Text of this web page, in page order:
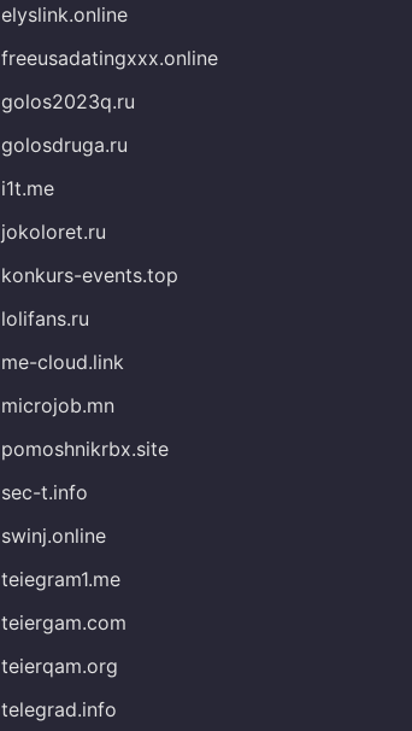
elyslink.online
freeusadatingxxx.online
golos2023q.ru
golosdruga.ru
i1t.me
jokoloret.ru
konkurs-events.top
lolifans.ru
me-cloud.link
microjob.mn
pomoshnikrbx.site
sec-t.info
swinj.online
teiegram1.me
teiergam.com
teierqam.org
telegrad.info